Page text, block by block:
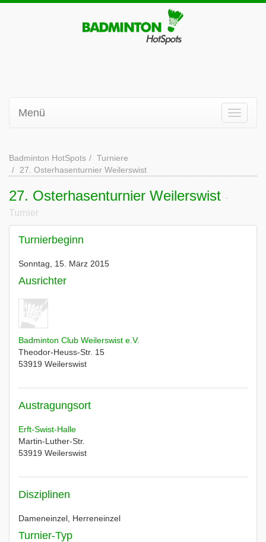
Menü
Badminton HotSpots
Turniere
27. Osterhasenturnier Weilerswist
27. Osterhasenturnier Weilerswist -
Turnier
Turnierbeginn
Sonntag, 15. März 2015
Ausrichter
Badminton Club Weilerswist e.V.
Theodor-Heuss-Str. 15
53919 Weilerswist
Austragungsort
Erft-Swist-Halle
Martin-Luther-Str.
53919 Weilerswist
Disziplinen
Dameneinzel, Herreneinzel
Turnier-Typ